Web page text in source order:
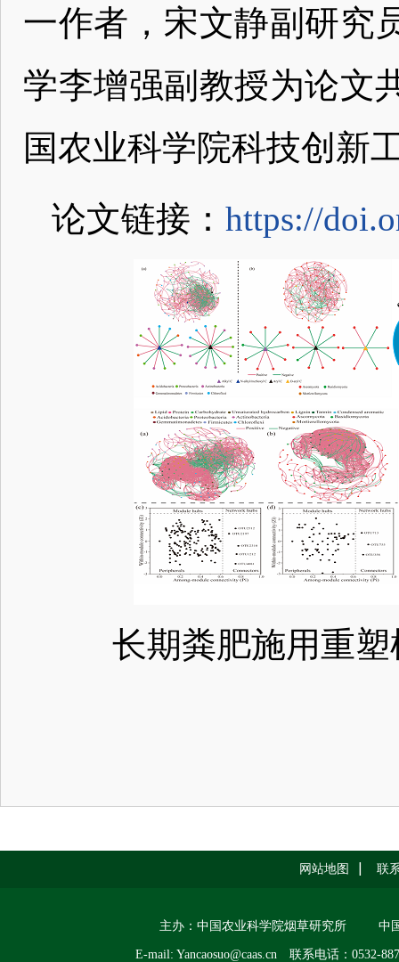
一作者，宋文静副研究
学李增强副教授为论文
国农业科学院科技创新
论文链接： https://
长期粪肥施用重
网站地图 联
主办：中国农业科学院烟草研究所 中
E-mail: Yancaosuo@caas.cn 联系电话：0532-